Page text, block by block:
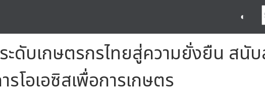
◐
ดับเกษตรกรไทยสู่ความยั่งยืน สนับ
โอเอซิสเพื่อการเกษตร